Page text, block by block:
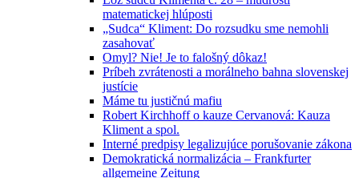
matematickej hlúposti
„Sudca“ Kliment: Do rozsudku sme nemohli
zasahovať
Omyl? Nie! Je to falošný dôkaz!
Príbeh zvrátenosti a morálneho bahna slovenskej
justície
Máme tu justičnú mafiu
Robert Kirchhoff o kauze Cervanová: Kauza
Kliment a spol.
Interné predpisy legalizujúce porušovanie zákona
Demokratická normalizácia – Frankfurter
allgemeine Zeitung